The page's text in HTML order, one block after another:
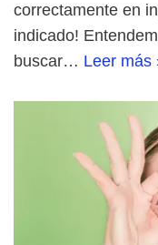
correctamente en
indicado!
buscar… Leer más